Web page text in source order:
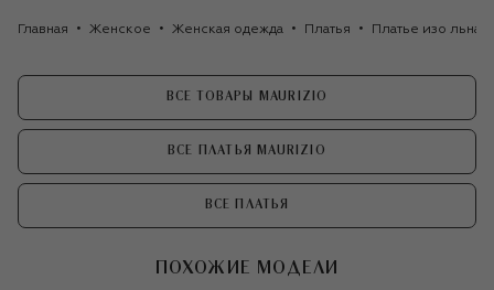
Главная Женское Женская одежда Платья Платье изо льна
ВСЕ ТОВАРЫ MAURIZIO
ВСЕ ПЛАТЬЯ MAURIZIO
ВСЕ ПЛАТЬЯ
ПОХОЖИЕ МОДЕЛИ